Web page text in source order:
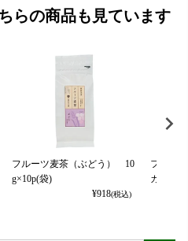
らの商品も見ています
フルーツ麦茶（ぶどう） 10
g×10p(袋)
¥918(税込)
フルー
カット